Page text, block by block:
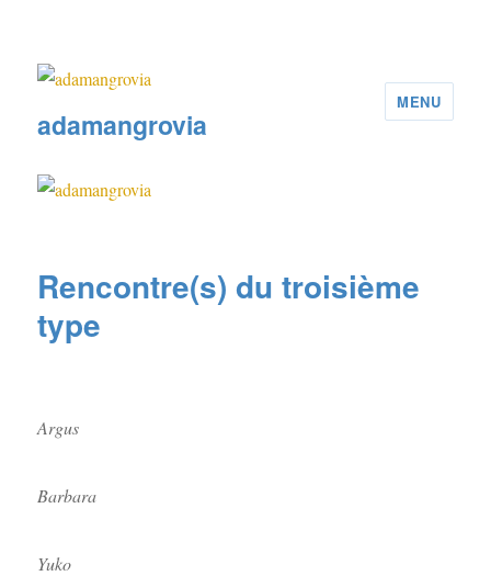
adamangrovia
MENU
Rencontre(s) du troisième
type
Argus
Barbara
Yuko